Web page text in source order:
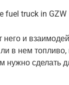
него и
в нем топливо,
нужно сделать